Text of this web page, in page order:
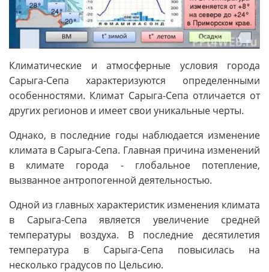
Климатические и атмосферные условия города
Сарыга-Сепа характеризуются определенными
особенностями. Климат Сарыга-Сепа отличается от
других регионов и имеет свои уникальные черты.
Однако, в последние годы наблюдается изменение
климата в Сарыга-Сепа. Главная причина изменений
в климате города - глобальное потепление,
вызванное антропогенной деятельностью.
Одной из главных характеристик изменения климата
в Сарыга-Сепа является увеличение средней
температуры воздуха. В последние десятилетия
температура в Сарыга-Сепа повысилась на
несколько градусов по Цельсию.